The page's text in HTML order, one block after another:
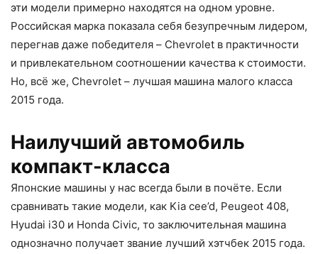
эти модели примерно находятся на одном уровне.
Российская марка показала себя безупречным лидером,
перегнав даже победителя – Chevrolet в практичности
и привлекательном соотношении качества к стоимости.
Но, всё же, Chevrolet – лучшая машина малого класса
2015 года.
Наилучший автомобиль
компакт-класса
Японские машины у нас всегда были в почёте. Если
сравнивать такие модели, как Kia cee’d, Peugeot 408,
Hyudai i30 и Honda Civic, то заключительная машина
однозначно получает звание лучший хэтчбек 2015 года.